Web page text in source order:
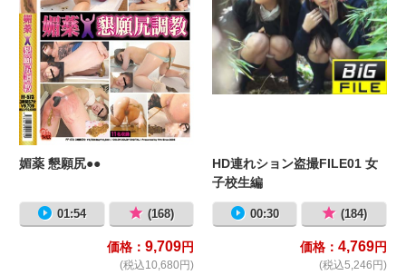
媚薬 懇願尻●●
01:54 (168)
価格： 9,709円
(税込10,680円)
HD連れション盗撮FILE01 女
子校生編
00:30 (184)
価格： 4,769円
(税込5,246円)